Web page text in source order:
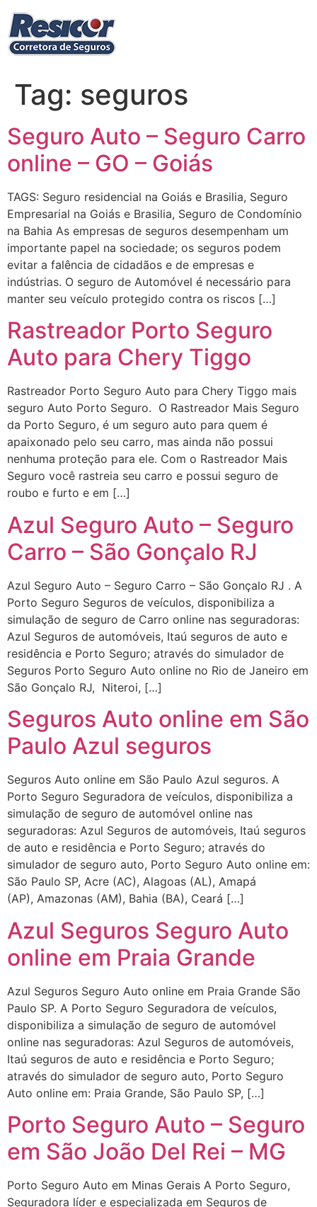
para
conteúdo
Tag: seguros
Seguro Auto – Seguro Carro
online – GO – Goiás
TAGS: Seguro residencial na Goiás e Brasilia, Seguro
Empresarial na Goiás e Brasilia, Seguro de Condomínio
na Bahia As empresas de seguros desempenham um
importante papel na sociedade; os seguros podem
evitar a falência de cidadãos e de empresas e
indústrias. O seguro de Automóvel é necessário para
manter seu veículo protegido contra os riscos […]
Rastreador Porto Seguro
Auto para Chery Tiggo
Rastreador Porto Seguro Auto para Chery Tiggo mais
seguro Auto Porto Seguro. O Rastreador Mais Seguro
da Porto Seguro, é um seguro auto para quem é
apaixonado pelo seu carro, mas ainda não possui
nenhuma proteção para ele. Com o Rastreador Mais
Seguro você rastreia seu carro e possui seguro de
roubo e furto e em […]
Azul Seguro Auto – Seguro
Carro – São Gonçalo RJ
Azul Seguro Auto – Seguro Carro – São Gonçalo RJ . A
Porto Seguro Seguros de veículos, disponibiliza a
simulação de seguro de Carro online nas seguradoras:
Azul Seguros de automóveis, Itaú seguros de auto e
residência e Porto Seguro; através do simulador de
Seguros Porto Seguro Auto online no Rio de Janeiro em
São Gonçalo RJ, Niteroi, […]
Seguros Auto online em São
Paulo Azul seguros
Seguros Auto online em São Paulo Azul seguros. A
Porto Seguro Seguradora de veículos, disponibiliza a
simulação de seguro de automóvel online nas
seguradoras: Azul Seguros de automóveis, Itaú seguros
de auto e residência e Porto Seguro; através do
simulador de seguro auto, Porto Seguro Auto online em:
São Paulo SP, Acre (AC), Alagoas (AL), Amapá
(AP), Amazonas (AM), Bahia (BA), Ceará […]
Azul Seguros Seguro Auto
online em Praia Grande
Azul Seguros Seguro Auto online em Praia Grande São
Paulo SP. A Porto Seguro Seguradora de veículos,
disponibiliza a simulação de seguro de automóvel
online nas seguradoras: Azul Seguros de automóveis,
Itaú seguros de auto e residência e Porto Seguro;
através do simulador de seguro auto, Porto Seguro
Auto online em: Praia Grande, São Paulo SP, […]
Porto Seguro Auto – Seguro
em São João Del Rei – MG
Porto Seguro Auto em Minas Gerais A Porto Seguro,
Seguradora líder e especializada em Seguros de